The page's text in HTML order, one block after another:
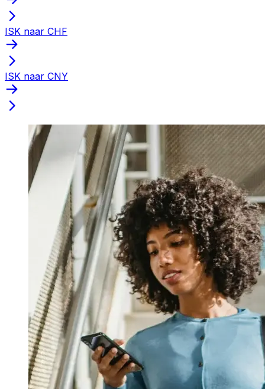
ISK naar CHF
ISK naar CNY